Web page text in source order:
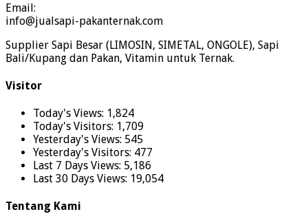
Email:
info@jualsapi-pakanternak.com
Supplier Sapi Besar (LIMOSIN, SIMETAL, ONGOLE), Sapi
Bali/Kupang dan Pakan, Vitamin untuk Ternak.
Visitor
Today's Views: 1,824
Today's Visitors: 1,709
Yesterday's Views: 545
Yesterday's Visitors: 477
Last 7 Days Views: 5,186
Last 30 Days Views: 19,054
Tentang Kami